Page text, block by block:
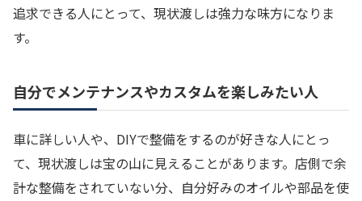
追求できる人にとって、現状渡しは強力な味方になりま
す。
自分でメンテナンスやカスタムを楽しみたい人
車に詳しい人や、DIYで整備をするのが好きな人にとっ
て、現状渡しは宝の山に見えることがあります。店側で余
計な整備をされていない分、自分好みのオイルや部品を使